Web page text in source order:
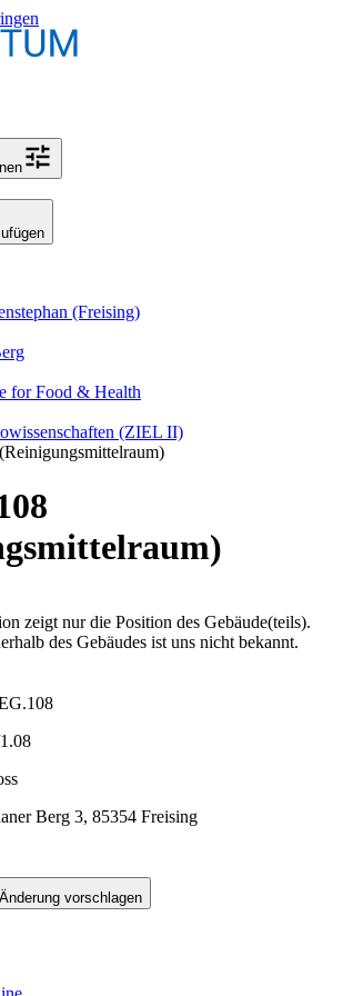
(Freising)
for Food & Health
(ZIEL II)
zeigt nur die Position des Gebäude(teils).
des Gebäudes ist uns nicht bekannt.
Berg 3, 85354 Freising
Änderung vorschlagen